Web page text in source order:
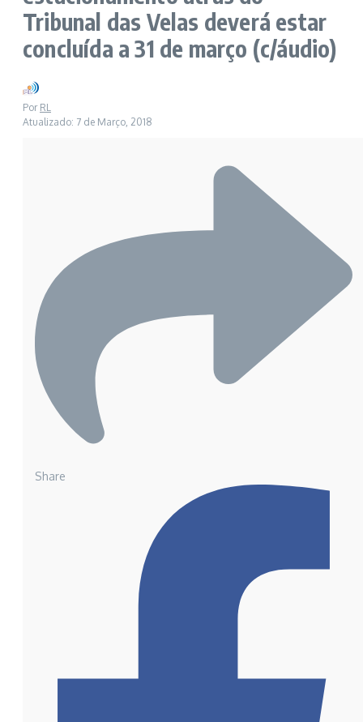
Tribunal das Velas deverá estar
concluída a 31 de março (c/áudio)
Por RL
Atualizado: 7 de Março, 2018
Share